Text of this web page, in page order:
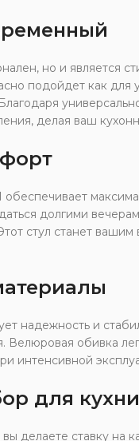
но и является
подойдет как для
делая ваш
обеспечивает
долгими
стул станет
надежность и
Велюровая обивка
интенсивной
для кухни
делаете ставку на